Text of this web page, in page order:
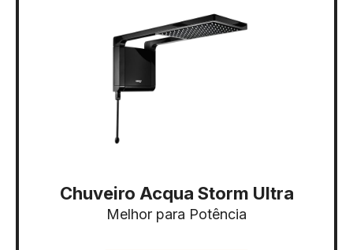
Chuveiro Acqua Storm Ultra
Melhor para Potência